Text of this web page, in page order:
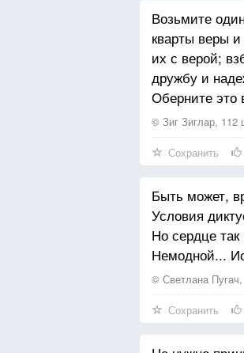
Возьмите
кварты веры
их с верой;
дружбу и
Оберните это
© Зиг Зиглар, 112
Сохранить
Быть может,
Условия
Но сердце так
Немодной...
© Светлана Пугач,
Сохранить